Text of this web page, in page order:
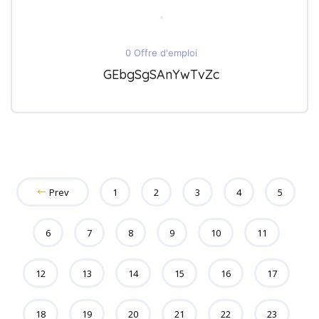
0 Offre d'emploi
GEbgSgSAnYwTvZc
Prev 1 2 3 4 5
6 7 8 9 10 11
12 13 14 15 16 17
18 19 20 21 22 23